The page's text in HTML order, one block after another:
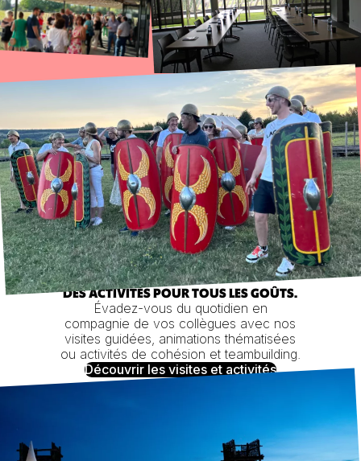
DES ACTIVITÉS POUR TOUS LES GOÛTS.
Évadez-vous du quotidien en
compagnie de vos collègues avec nos
visites guidées, animations thématisées
ou activités de cohésion et teambuilding.
Découvrir les visites et activités